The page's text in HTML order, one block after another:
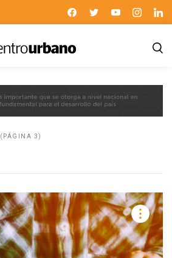
(PÁGINA 3)